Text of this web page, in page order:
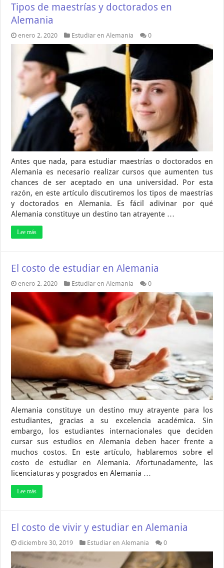
Tipos de maestrías y doctorados en
Alemania
enero 2, 2020 Estudiar en Alemania 0
Antes que nada, para estudiar maestrías o doctorados en
Alemania es necesario realizar cursos que aumenten tus
chances de ser aceptado en una universidad. Por esta
razón, en este artículo discutiremos los tipos de maestrías
y doctorados en Alemania. Es fácil adivinar por qué
Alemania constituye un destino tan atrayente …
Lee más
El costo de estudiar en Alemania
enero 2, 2020 Estudiar en Alemania 0
Alemania constituye un destino muy atrayente para los
estudiantes, gracias a su excelencia académica. Sin
embargo, los estudiantes internacionales que deciden
cursar sus estudios en Alemania deben hacer frente a
muchos costos. En este artículo, hablaremos sobre el
costo de estudiar en Alemania. Afortunadamente, las
licenciaturas y posgrados en Alemania …
Lee más
El costo de vivir y estudiar en Alemania
diciembre 30, 2019 Estudiar en Alemania 0